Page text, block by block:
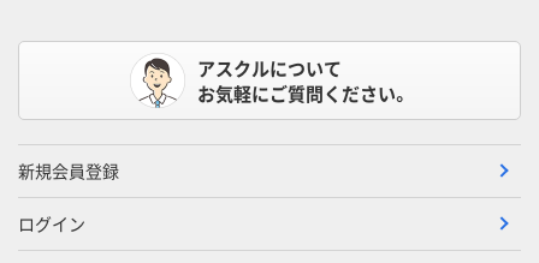
アスクルについて
お気軽にご質問ください。
新規会員登録
ログイン